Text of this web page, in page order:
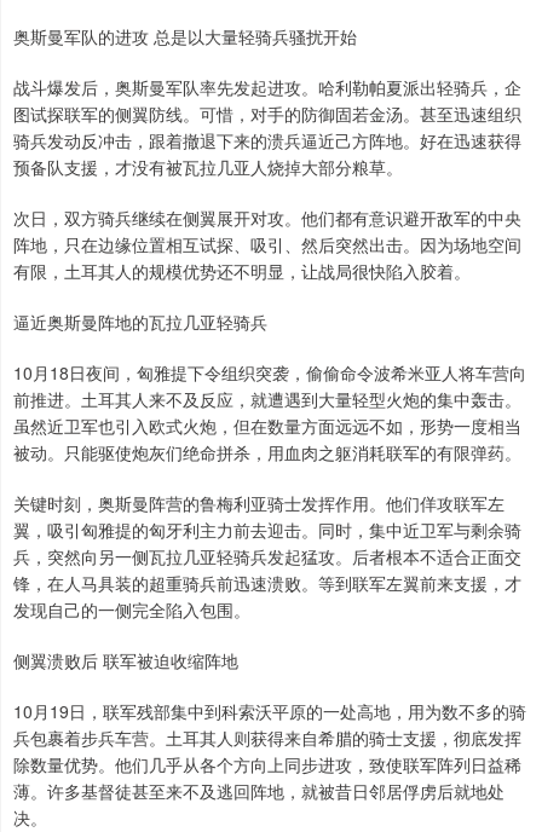
奥斯曼军队的进攻 总是以大量轻骑兵骚扰开始
战斗爆发后，奥斯曼军队率先发起进攻。哈利勒帕夏派出轻骑兵，企
图试探联军的侧翼防线。可惜，对手的防御固若金汤。甚至迅速组织
骑兵发动反冲击，跟着撤退下来的溃兵逼近己方阵地。好在迅速获得
预备队支援，才没有被瓦拉几亚人烧掉大部分粮草。
次日，双方骑兵继续在侧翼展开对攻。他们都有意识避开敌军的中央
阵地，只在边缘位置相互试探、吸引、然后突然出击。因为场地空间
有限，土耳其人的规模优势还不明显，让战局很快陷入胶着。
逼近奥斯曼阵地的瓦拉几亚轻骑兵
10月18日夜间，匈雅提下令组织突袭，偷偷命令波希米亚人将车营向
前推进。土耳其人来不及反应，就遭遇到大量轻型火炮的集中轰击。
虽然近卫军也引入欧式火炮，但在数量方面远远不如，形势一度相当
被动。只能驱使炮灰们绝命拼杀，用血肉之躯消耗联军的有限弹药。
关键时刻，奥斯曼阵营的鲁梅利亚骑士发挥作用。他们佯攻联军左
翼，吸引匈雅提的匈牙利主力前去迎击。同时，集中近卫军与剩余骑
兵，突然向另一侧瓦拉几亚轻骑兵发起猛攻。后者根本不适合正面交
锋，在人马具装的超重骑兵前迅速溃败。等到联军左翼前来支援，才
发现自己的一侧完全陷入包围。
侧翼溃败后 联军被迫收缩阵地
10月19日，联军残部集中到科索沃平原的一处高地，用为数不多的骑
兵包裹着步兵车营。土耳其人则获得来自希腊的骑士支援，彻底发挥
除数量优势。他们几乎从各个方向上同步进攻，致使联军阵列日益稀
薄。许多基督徒甚至来不及逃回阵地，就被昔日邻居俘虏后就地处
决。